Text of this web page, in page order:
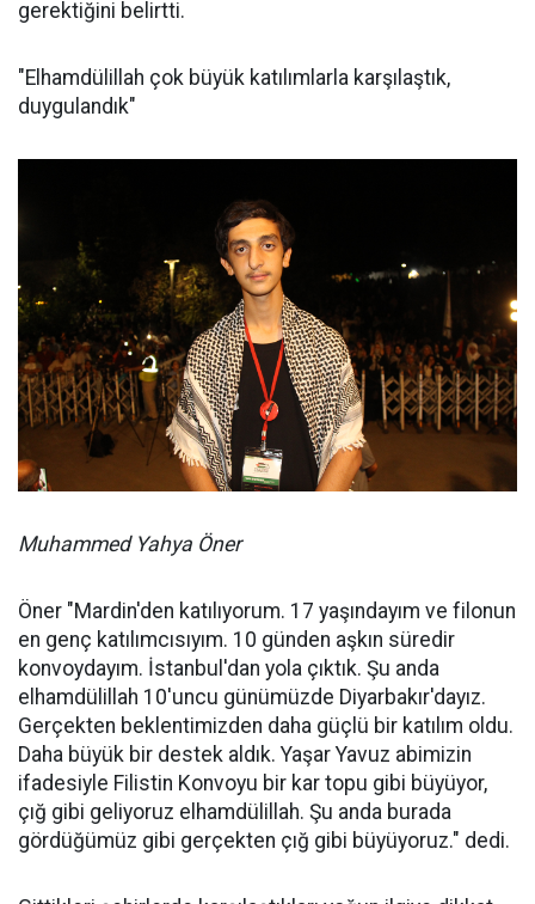
gerektiğini belirtti.
"Elhamdülillah çok büyük katılımlarla karşılaştık,
duygulandık"
Muhammed Yahya Öner
Öner "Mardin'den katılıyorum. 17 yaşındayım ve filonun
en genç katılımcısıyım. 10 günden aşkın süredir
konvoydayım. İstanbul'dan yola çıktık. Şu anda
elhamdülillah 10'uncu günümüzde Diyarbakır'dayız.
Gerçekten beklentimizden daha güçlü bir katılım oldu.
Daha büyük bir destek aldık. Yaşar Yavuz abimizin
ifadesiyle Filistin Konvoyu bir kar topu gibi büyüyor,
çığ gibi geliyoruz elhamdülillah. Şu anda burada
gördüğümüz gibi gerçekten çığ gibi büyüyoruz." dedi.